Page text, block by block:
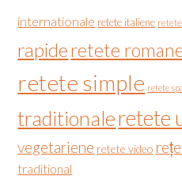
internationale retete italiene
rapideretete
retete simple retete
traditionaleretete
vegetariene retete video
traditional